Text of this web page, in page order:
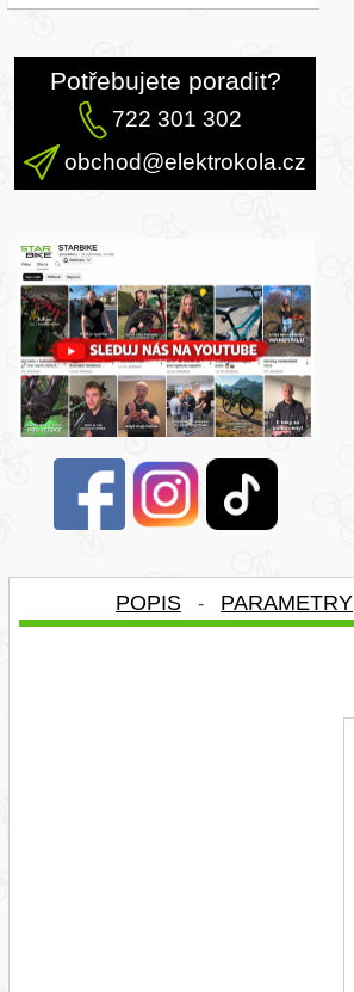
Potřebujete poradit?
722 301 302
obchod@elektrokola.cz
POPIS - PARAMETRY